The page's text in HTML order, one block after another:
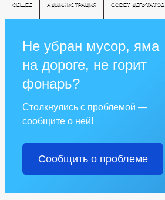
ОБЩЕЕ АДМИНИСТРАЦИЯ СОВЕТ ДЕПУТАТОВ
Не убран мусор, яма
на дороге, не горит
фонарь?
Столкнулись с проблемой —
сообщите о ней!
Сообщить о проблеме